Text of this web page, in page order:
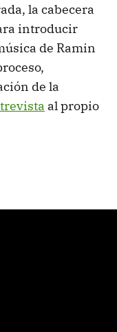
la cabecera
introducir
de Ramin
de la
al propio